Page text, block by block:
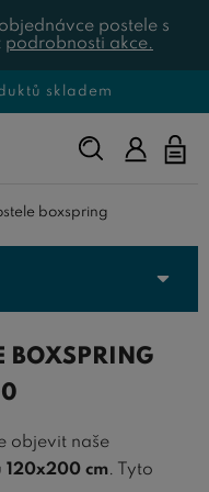
postele s
podrobnosti akce.
skladem
Napište,
co
boxspring
BOXSPRING
objevit naše
120x200 cm. Tyto